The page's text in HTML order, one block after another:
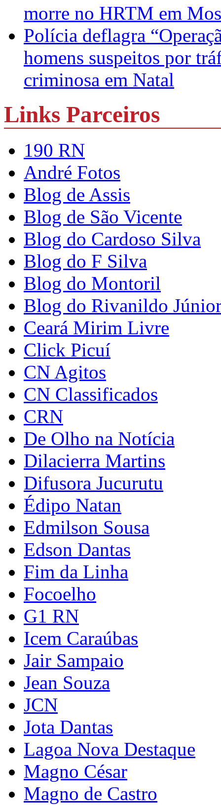
morre no HRTM em
Polícia deflagra
homens suspeitos por
criminosa em Natal
Links Parceiros
190 RN
André Fotos
Blog de Assis
Blog de São Vicente
Blog do Cardoso Silva
Blog do F Silva
Blog do Montoril
Blog do Rivanildo
Ceará Mirim Livre
Click Picuí
CN Agitos
CN Classificados
CRN
De Olho na Notícia
Dilacierra Martins
Difusora Jucurutu
Édipo Natan
Edmilson Sousa
Edson Dantas
Fim da Linha
Focoelho
G1 RN
Icem Caraúbas
Jair Sampaio
Jean Souza
JCN
Jota Dantas
Lagoa Nova Destaque
Magno César
Magno de Castro